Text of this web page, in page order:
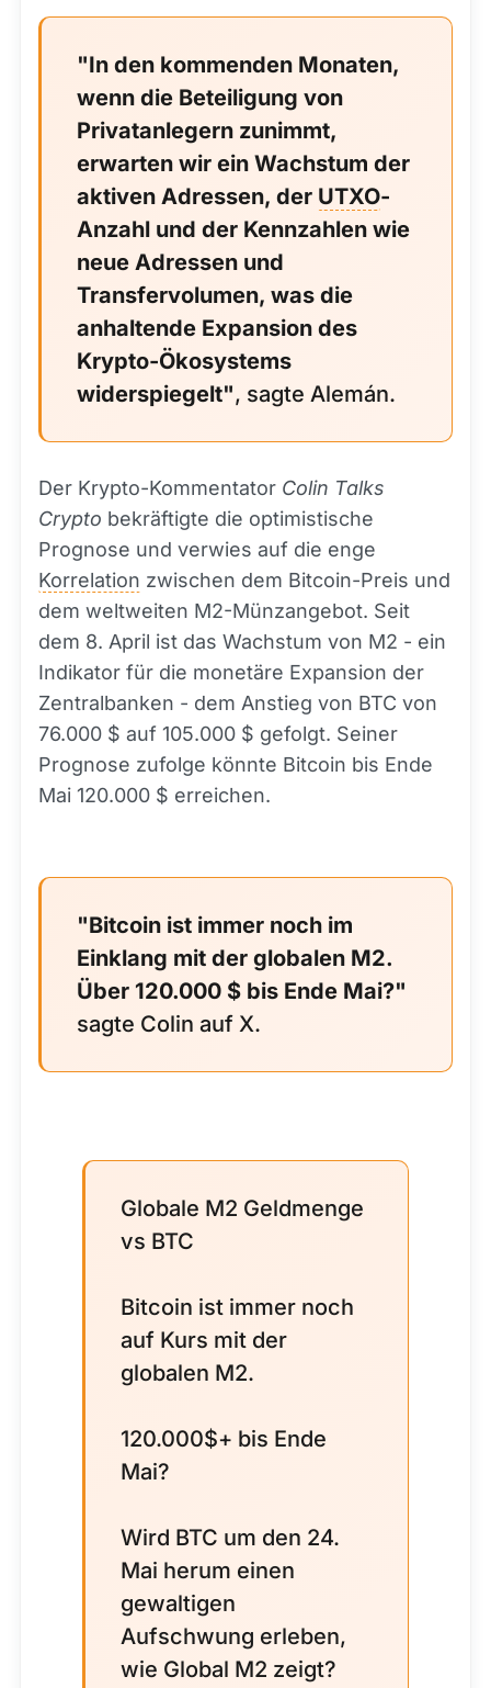
"In den kommenden Monaten,
wenn die Beteiligung von
Privatanlegern zunimmt,
erwarten wir ein Wachstum der
aktiven Adressen, der UTXO-
Anzahl und der Kennzahlen wie
neue Adressen und
Transfervolumen, was die
anhaltende Expansion des
Krypto-Ökosystems
widerspiegelt", sagte Alemán.
Der Krypto-Kommentator Colin Talks
Crypto bekräftigte die optimistische
Prognose und verwies auf die enge
Korrelation zwischen dem Bitcoin-Preis und
dem weltweiten M2-Münzangebot. Seit
dem 8. April ist das Wachstum von M2 - ein
Indikator für die monetäre Expansion der
Zentralbanken - dem Anstieg von BTC von
76.000 $ auf 105.000 $ gefolgt. Seiner
Prognose zufolge könnte Bitcoin bis Ende
Mai 120.000 $ erreichen.
"Bitcoin ist immer noch im
Einklang mit der globalen M2.
Über 120.000 $ bis Ende Mai?"
sagte Colin auf X.
Globale M2 Geldmenge
vs BTC
Bitcoin ist immer noch
auf Kurs mit der
globalen M2.
120.000$+ bis Ende
Mai?
Wird BTC um den 24.
Mai herum einen
gewaltigen
Aufschwung erleben,
wie Global M2 zeigt?